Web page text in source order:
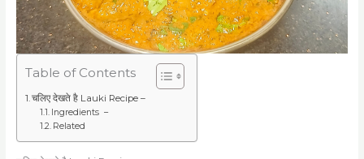
Table of Contents
चलिए देखते है Lauki Recipe –
Ingredients –
Related